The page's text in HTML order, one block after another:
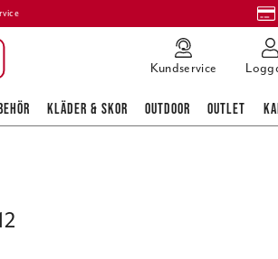
Kundservice
KLÄDER & SKOR OUTDOOR OUTLET